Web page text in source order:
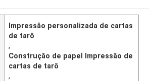
Impressão personalizada de cartas
de tarô
,
Construção de papel Impressão de
cartas de tarô
,